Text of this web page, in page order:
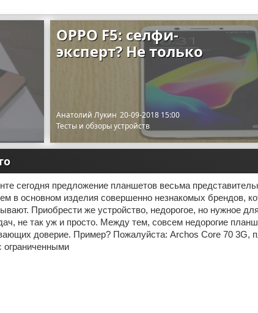
OPPO F5: селфи-
эксперт? Не только
Анатолий Лукин 20-09-2018 15:00
Тесты и обзоры устройств
сегодня предложение планшетов весьма
в основном изделия совершенно незнакомых брендов,
Приобрести же устройство, недорогое, но нужное
не так уж и просто. Между тем, совсем недорогие
доверие. Пример? Пожалуйста: Archos Core 70 3G,
ограниченными